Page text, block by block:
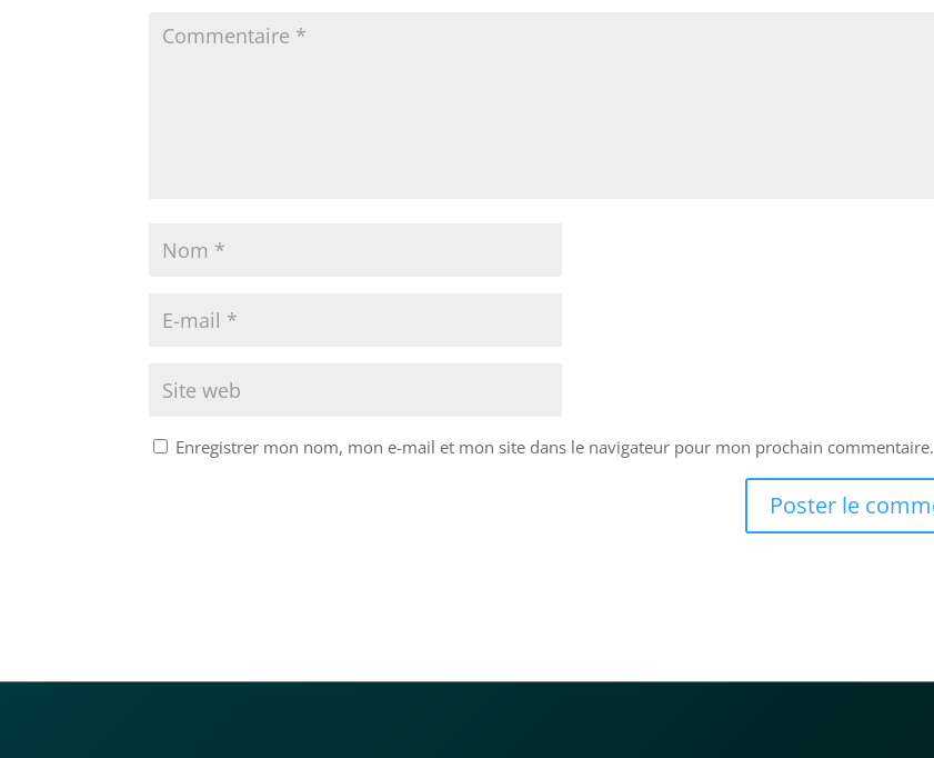
Enregistrer mon nom, mon e-mail et mon site dans le navigateur pour mon prochain commentaire.